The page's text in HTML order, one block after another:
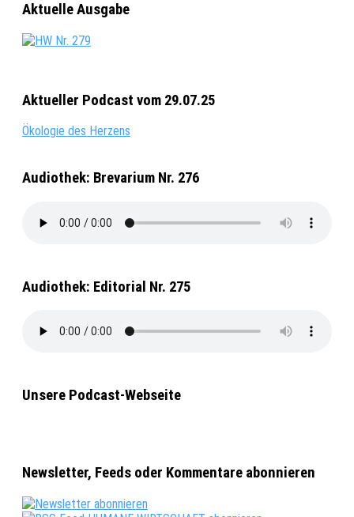
Aktuelle Ausgabe
Aktueller Podcast vom 29.07.25
Ökologie des Herzens
Audiothek: Brevarium Nr. 276
Audiothek: Editorial Nr. 275
Unsere Podcast-Webseite
Newsletter, Feeds oder Kommentare abonnieren